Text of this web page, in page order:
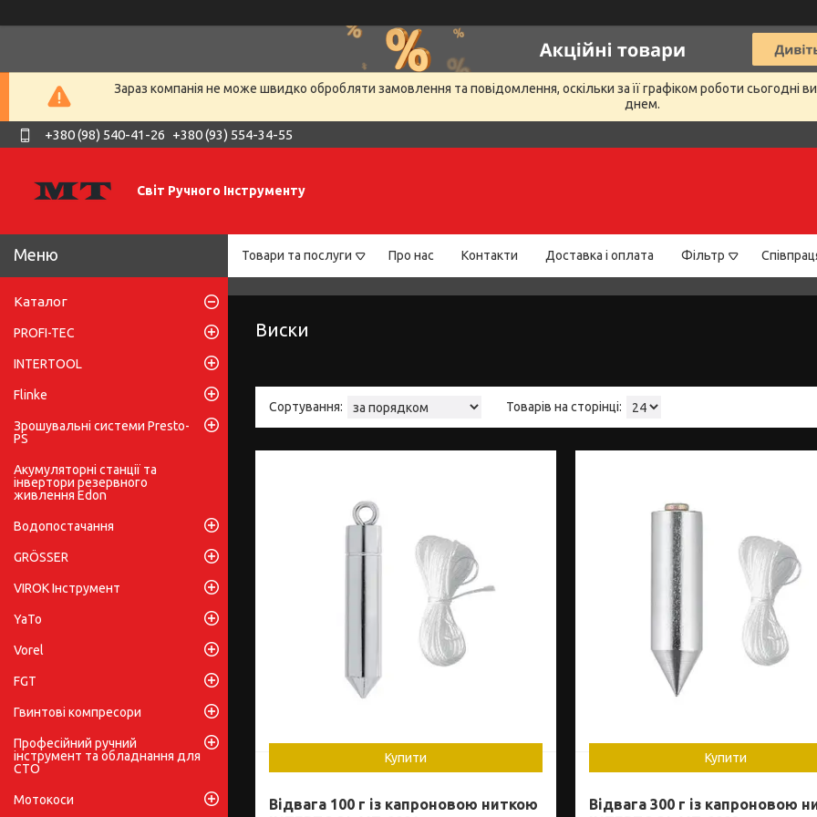
Зараз компанія не може швидко обробляти замовлення та повідомлення, оскільки за її графіком роботи
днем.
+380 (98) 540-41-26 +380 (93) 554-34-55
Світ Ручного Інструменту
Товари та послуги Про нас Контакти Доставка і оплата Фільтр
Виски
Купити
Відвага 100 г із капроновою ниткою
Купити
Відвага 300 г із капроновою
Каталог
PROFI-TEC
INTERTOOL
Flinke
Зрошувальні системи Presto-
PS
Акумуляторні станції та
інвертори резервного
живлення Edon
Водопостачання
GRÖSSER
VIROK Інструмент
YaTo
Vorel
FGT
Гвинтові компресори
Професійний ручний
інструмент та обладнання для
СТО
Мотокоси